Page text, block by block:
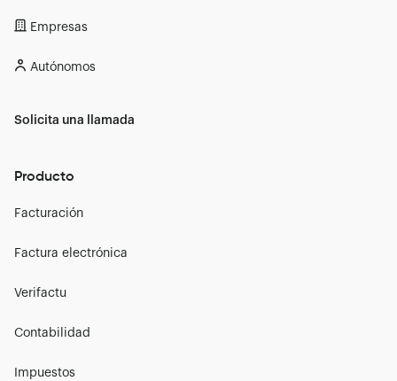
Empresas
Autónomos
Solicita una llamada
Producto
Facturación
Factura electrónica
Verifactu
Contabilidad
Impuestos